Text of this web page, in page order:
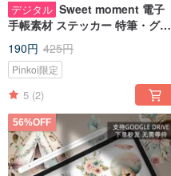
デジタル Sweet moment 電子
手帳素材 ステッカー 特筆・グッ
ドノート IPADノート手帳
190円 425円
Pinkoi限定
5 (2)
56%OFF